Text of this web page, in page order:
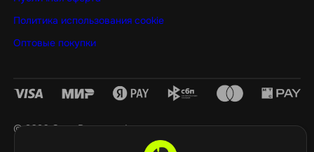
Политика использования cookie
Оптовые покупки
©️ 2026 GamePropaganda